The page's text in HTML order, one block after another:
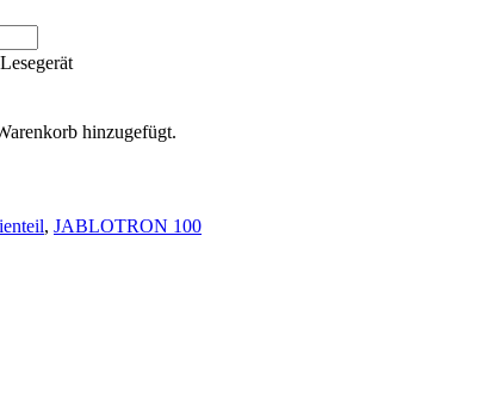
hinzugefügt.
, JABLOTRON 100